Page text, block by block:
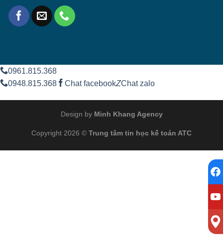
0961.815.368
0948.815.368
Chat facebookZChat zalo
Design by Minh Khang Agency
Copyright 2026 © Trung tâm tin học kế toán ATC